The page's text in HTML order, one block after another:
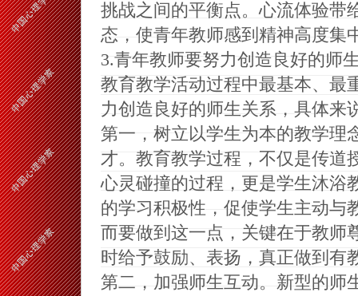
挑战之间的平衡点。心流体验带
态，使青年教师感到精神高度集
3.青年教师要努力创造良好的师
教育教学活动过程中最基本、最
力创造良好的师生关系，具体来
第一，树立以学生为本的教学理
才。教育教学过程，不仅是传道
心灵碰撞的过程，更是学生沐浴
的学习积极性，促使学生主动与
而要做到这一点，关键在于教师
时给予鼓励、表扬，真正做到有
第二，加强师生互动。新型的师